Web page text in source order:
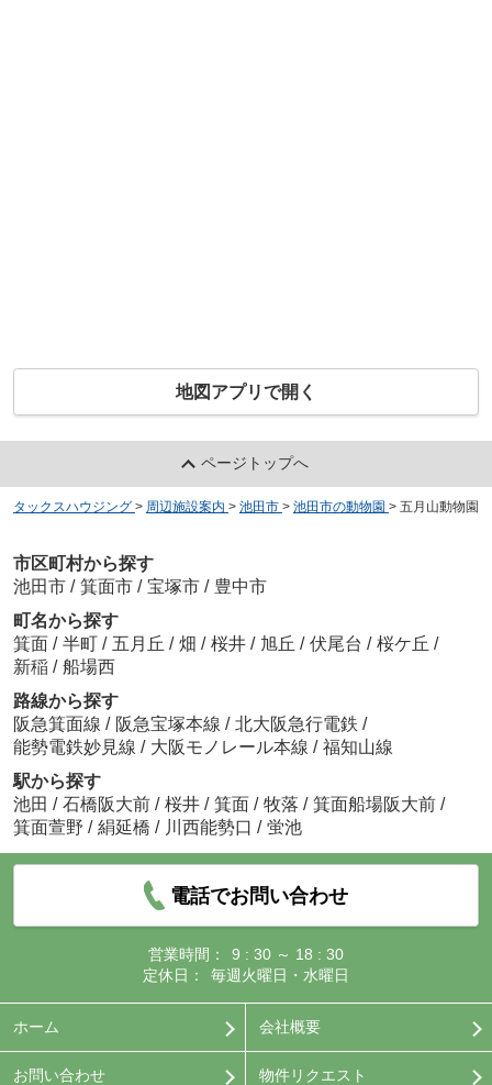
地図アプリで開く
ページトップへ
タックスハウジング > 周辺施設案内 > 池田市 > 池田市の動物園 > 五月山動物園
市区町村から探す
池田市 / 箕面市 / 宝塚市 / 豊中市
町名から探す
箕面 / 半町 / 五月丘 / 畑 / 桜井 / 旭丘 / 伏尾台 / 桜ケ丘 /
新稲 / 船場西
路線から探す
阪急箕面線 / 阪急宝塚本線 / 北大阪急行電鉄 /
能勢電鉄妙見線 / 大阪モノレール本線 / 福知山線
駅から探す
池田 / 石橋阪大前 / 桜井 / 箕面 / 牧落 / 箕面船場阪大前 /
箕面萱野 / 絹延橋 / 川西能勢口 / 蛍池
電話でお問い合わせ
営業時間：
9 : 30 ～ 18 : 30
定休日：
毎週火曜日・水曜日
ホーム 会社概要
お問い合わせ 物件リクエスト